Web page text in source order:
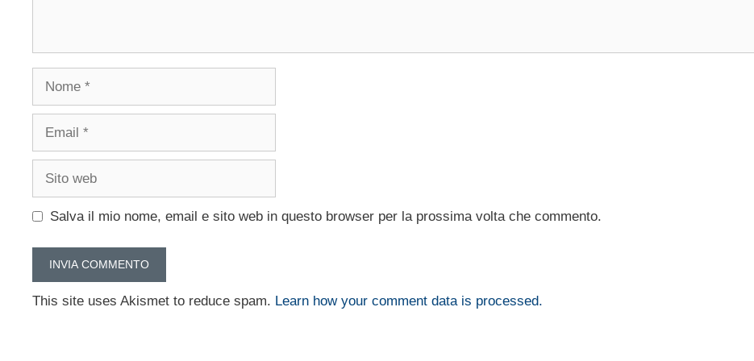
Nome
Email
Sito
Salva il mio nome, email e sito web in questo browser per la prossima volta che commento.
This site uses Akismet to reduce spam. Learn how your comment data is processed.